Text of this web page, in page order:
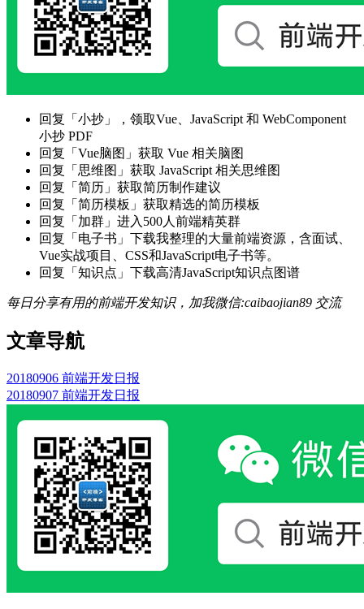
回复「小抄」，领取Vue、JavaScript 和 WebComponent
小抄 PDF
回复「Vue脑图」获取 Vue 相关脑图
回复「思维图」获取 JavaScript 相关思维图
回复「简历」获取简历制作建议
回复「简历模板」获取精选的简历模板
回复「加群」进入500人前端精英群
回复「电子书」下载我整理的大量前端资源，含面试、
Vue实战项目、CSS和JavaScript电子书等。
回复「知识点」下载高清JavaScript知识点图谱
每日分享有用的前端开发知识，加我微信:caibaojian89 交流
文章导航
20180906 前端开发日报
20180907 前端开发日报